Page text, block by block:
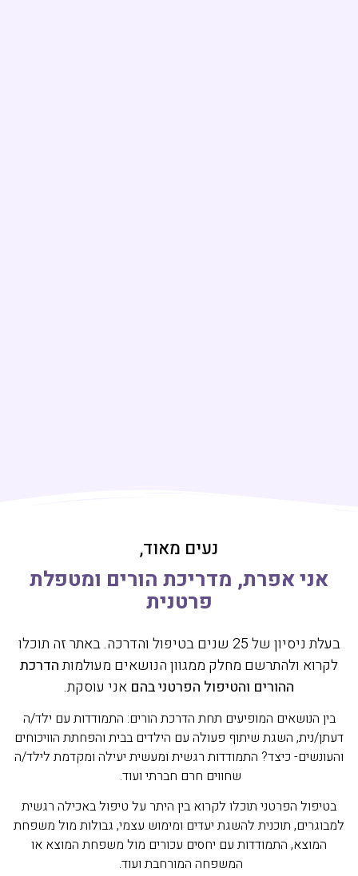
נעים מאוד,
אני אפרת, מדריכת הורים ומטפלת
פרטנית
בעלת ניסיון של 25 שנים בטיפול והדרכה. באתר זה תוכלו
לקרוא ולהתרשם מחלק ממגוון הנושאים מעולמותהדרכת
ההורים והטיפול הפרטני בהם אני עוסקת.
בין הנושאים המופיעים תחת הדרכת הורים: התמודדות עם ילד/ה
דעתן/נית, השגת שיתוף פעולה עם הילדים בבית והפחתת הוויכוחים
והעונשים- כיצד? התמודדות רגשית ומעשית יעילה ומקדמת לילד/ה
שחווים חרם חברתי ועוד.
בטיפול הפרטני תוכלו לקרוא בין היתר על טיפול באכילה רגשית
למבוגרים, תוכנית להשגת יעדים ומימוש עצמי, גבולות מול משפחת
המוצא, התמודדות עם יחסים עכורים מול משפחת המוצא או
המשפחה המורחבת ועוד.